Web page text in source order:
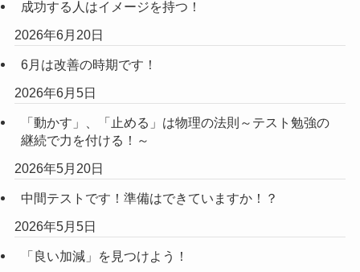
成功する人はイメージを持つ！
2026年6月20日
6月は改善の時期です！
2026年6月5日
「動かす」、「止める」は物理の法則～テスト勉強の
継続で力を付ける！～
2026年5月20日
中間テストです！準備はできていますか！？
2026年5月5日
「良い加減」を見つけよう！